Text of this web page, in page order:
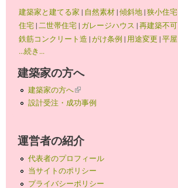
建築家と建てる家 | 自然素材|傾斜地|狭小住宅
住宅| 二世帯住宅| ガレージハウス |再建築不可
鉄筋コンクリート造 |がけ条例 | 用途変更 |平屋
...続き...
建築家の方へ
建築家の方へ(link is external)
設計受注・成功事例
運営者の紹介
代表者のプロフィール
当サイトのポリシー
プライバシーポリシー